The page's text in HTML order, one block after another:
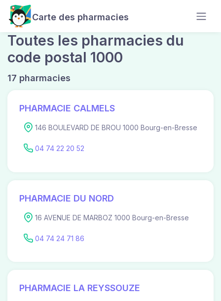
Carte des pharmacies
Toutes les pharmacies du
code postal 1000
17 pharmacies
PHARMACIE CALMELS
146 BOULEVARD DE BROU 1000 Bourg-en-Bresse
04 74 22 20 52
PHARMACIE DU NORD
16 AVENUE DE MARBOZ 1000 Bourg-en-Bresse
04 74 24 71 86
PHARMACIE LA REYSSOUZE